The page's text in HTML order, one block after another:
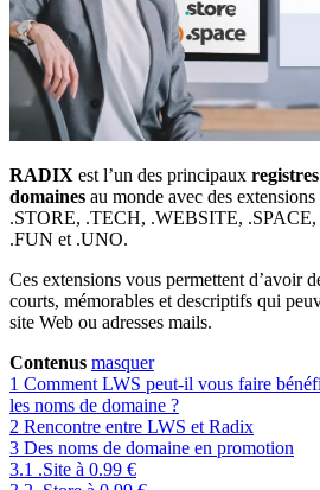
RADIX est l’un des principaux
domaines au monde avec des
.STORE, .TECH, .WEBSITE,
.FUN et .UNO.
Ces extensions vous permettent d’avoir
courts, mémorables et descriptifs qui
site Web ou adresses mails.
Contenus masquer
1 Comment LWS peut-il vous faire
les noms de domaine ?
2 Rencontre entre LWS et Radix
3 Des noms de domaine en promotion
3.1 .Site à 0.99 €